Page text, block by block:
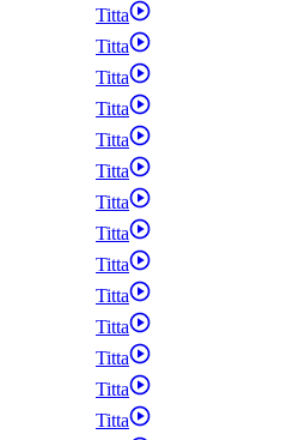
Titta
Titta
Titta
Titta
Titta
Titta
Titta
Titta
Titta
Titta
Titta
Titta
Titta
Titta